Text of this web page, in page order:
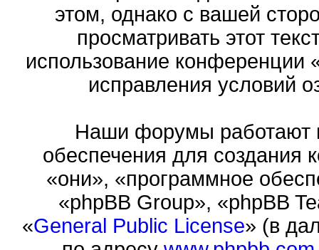
этом, однако с вашей
просматривать этот
использование
исправления условий
Наши форумы работают
обеспечения для
«они», «программное
«phpBB Group», «phpBB
«General Public License» (в